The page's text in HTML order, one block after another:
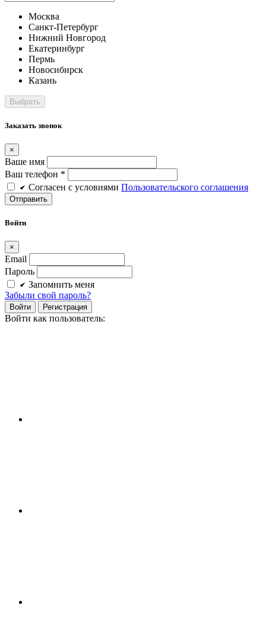
Москва
Санкт-Петербург
Нижний Новгород
Екатеринбург
Пермь
Новосибирск
Казань
Заказать звонок
×
Ваше имя
Ваш телефон *
Cогласен c условиями Пользовательского соглашения
Войти
×
Email
Пароль
Запомнить меня
Забыли свой пароль?
Войти Регистрация
Войти как пользователь: